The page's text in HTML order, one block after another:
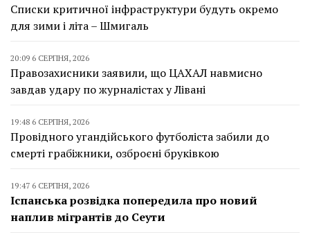
Списки критичної інфраструктури будуть окремо
для зими і літа – Шмигаль
20:09 6 СЕРПНЯ, 2026
Правозахисники заявили, що ЦАХАЛ навмисно
завдав удару по журналістах у Лівані
19:48 6 СЕРПНЯ, 2026
Провідного угандійського футболіста забили до
смерті грабіжники, озброєні бруківкою
19:47 6 СЕРПНЯ, 2026
Іспанська розвідка попередила про новий
наплив мігрантів до Сеути